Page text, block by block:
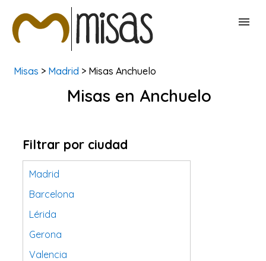
BUSCAR MISAS
Misas > Madrid > Misas Anchuelo
Misas en Anchuelo
Filtrar por ciudad
Madrid
Barcelona
Lérida
Gerona
Valencia